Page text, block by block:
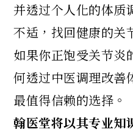
并透过个人化的体质
不适，找回健康的关
如果你正饱受关节炎
何透过中医调理改善
最值得信赖的选择。
翰医堂将以其专业知